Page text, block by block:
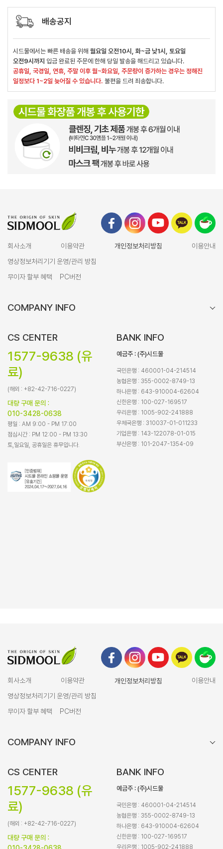
배송공지
시드물에서는 빠른 배송을 위해 월요일 오전10시, 화~금 낮1시, 토요일
오전9시까지 입금 완료된 주문에 한해 당일 발송을 해드리고 있습니다.
공휴일, 국경일, 연휴, 주말 이후 월~화요일, 주문량이 증가하는 경우는 정해진
일정보다 1~2일 늦어질 수 있습니다. 불편을 드려 죄송합니다.
회사소개 이용약관 개인정보처리방침
이용안내
영상정보처리기기 운영/관리 방침
무이자 할부 혜택
PC버전
COMPANY INFO
CS CENTER
1577-9638 (유
료)
(해외 : +82-42-716-0227)
대량 구매 문의 :
010-3428-0638
평일 : AM 9:00 - PM 17:00
점심시간 : PM 12:00 - PM 13:30
토,일요일, 공휴일은 휴무입니다.
BANK INFO
예금주 : (주)시드물
국민은행 : 460001-04-214514
농협은행 : 355-0002-8749-13
하나은행 : 643-910004-62604
신한은행 : 100-027-169517
우리은행 : 1005-902-241888
우체국은행 : 310037-01-011233
기업은행 : 143-122078-01-015
부산은행 : 101-2047-1354-09
회사소개 이용약관 개인정보처리방침
이용안내
영상정보처리기기 운영/관리 방침
무이자 할부 혜택
PC버전
COMPANY INFO
CS CENTER
1577-9638 (유
료)
(해외 : +82-42-716-0227)
대량 구매 문의 :
BANK INFO
예금주 : (주)시드물
국민은행 : 460001-04-214514
농협은행 : 355-0002-8749-13
하나은행 : 643-910004-62604
신한은행 : 100-027-169517
우리은행 : 1005-902-241888